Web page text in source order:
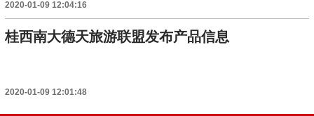
2020-01-09 12:04:16
桂西南大德天旅游联盟发布产品信息
2020-01-09 12:01:48